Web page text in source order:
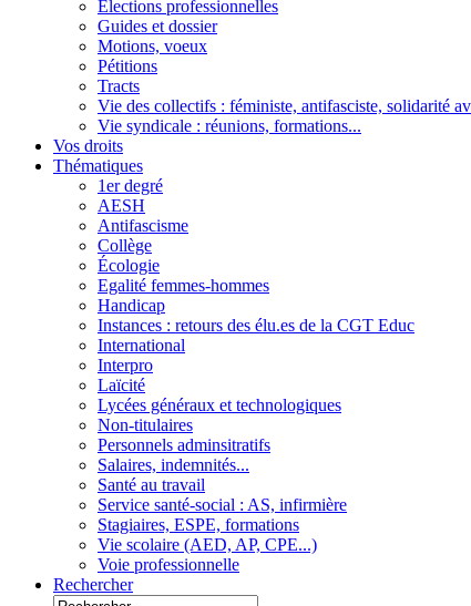
Elections professionnelles
Guides et dossier
Motions, voeux
Pétitions
Tracts
Vie des collectifs : féministe, antifasciste, solidarité
Vie syndicale : réunions, formations...
Vos droits
Thématiques
1er degré
AESH
Antifascisme
Collège
Écologie
Egalité femmes-hommes
Handicap
Instances : retours des élu.es de la CGT Educ
International
Interpro
Laïcité
Lycées généraux et technologiques
Non-titulaires
Personnels adminsitratifs
Salaires, indemnités...
Santé au travail
Service santé-social : AS, infirmière
Stagiaires, ESPE, formations
Vie scolaire (AED, AP, CPE...)
Voie professionnelle
Rechercher